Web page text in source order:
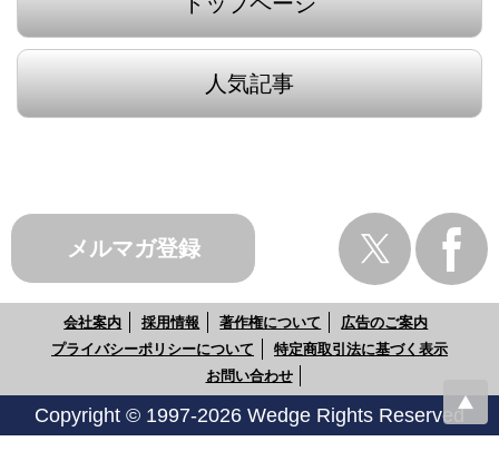
人気記事
メルマガ登録
会社案内 採用情報 著作権について
広告のご案内
プライバシーポリシーについて
特定商取引法に基づく表示
お問い合わせ
Copyright © 1997-2026 Wedge Rights Reserved